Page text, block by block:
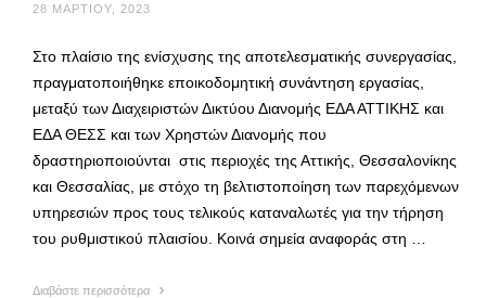
28 ΜΑΡΤΊΟΥ, 2023
Στο πλαίσιο της ενίσχυσης της αποτελεσματικής συνεργασίας,
πραγματοποιήθηκε εποικοδομητική συνάντηση εργασίας,
μεταξύ των Διαχειριστών Δικτύου Διανομής ΕΔΑ ΑΤΤΙΚΗΣ και
ΕΔΑ ΘΕΣΣ και των Χρηστών Διανομής που
δραστηριοποιούνται στις περιοχές της Αττικής, Θεσσαλονίκης
και Θεσσαλίας, με στόχο τη βελτιστοποίηση των παρεχόμενων
υπηρεσιών προς τους τελικούς καταναλωτές για την τήρηση
του ρυθμιστικού πλαισίου. Κοινά σημεία αναφοράς στη …
Διαβάστε περισσότερα